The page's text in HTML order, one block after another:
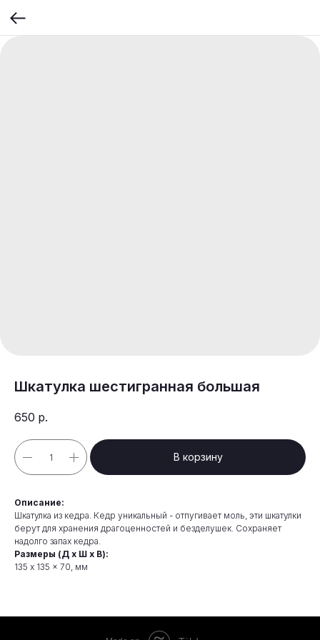
Шкатулка шестигранная большая
650 р.
В корзину
Описание:
Шкатулка из кедра. Кедр уникальный - отпугивает моль, эти шкатулки
берут для хранения драгоценностей и безделушек. Сохраняет
надолго запах кедра.
Размеры (Д х Ш х В):
135 x 135 x 70, мм